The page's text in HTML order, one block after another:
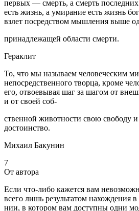
первых — смерть, а смерть
есть жизнь, а умирание есть жизнь
взлет посредством мышления выше
принадлежащей области смерти.
Гераклит
То, что мы называем человеческим
непосредственного творца, кроме
его, отвоевывая шаг за шагом от
и от своей соб-
ственной животности свою свободу и
достоинство.
Михаил Бакунин
7
От автора
Если что-либо кажется вам
всего лишь результатом нахождения
нии, в котором вам доступны одни